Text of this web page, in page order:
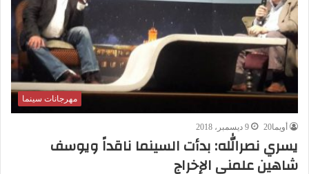
مهرجانات سينما
أويما20 9 ديسمبر، 2018
يسري نصرالله: بدأت السينما ناقداً ويوسف
شاهين علمني الإخراج